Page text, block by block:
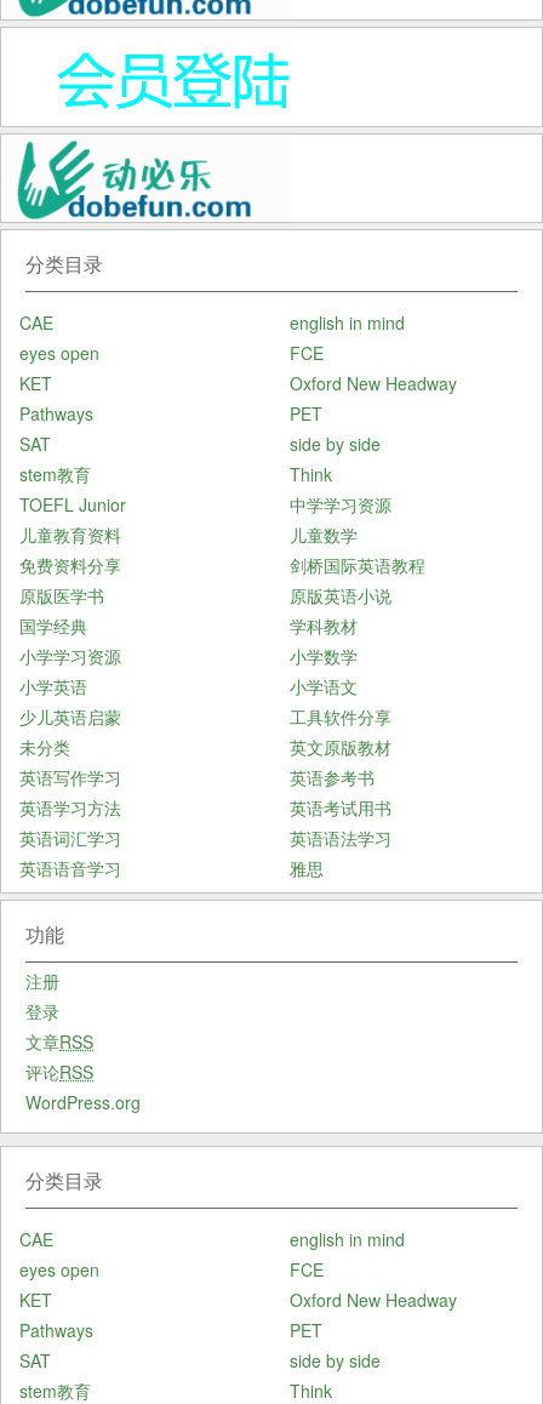
分类目录
CAE
english in mind
eyes open
FCE
KET
Oxford New Headway
Pathways
PET
SAT
side by side
stem教育
Think
TOEFL Junior
中学学习资源
儿童教育资料
儿童数学
免费资料分享
剑桥国际英语教程
原版医学书
原版英语小说
国学经典
学科教材
小学学习资源
小学数学
小学英语
小学语文
少儿英语启蒙
工具软件分享
未分类
英文原版教材
英语写作学习
英语参考书
英语学习方法
英语考试用书
英语词汇学习
英语语法学习
英语语音学习
雅思
功能
注册
登录
文章RSS
评论RSS
WordPress.org
分类目录
CAE
english in mind
eyes open
FCE
KET
Oxford New Headway
Pathways
PET
SAT
side by side
stem教育
Think